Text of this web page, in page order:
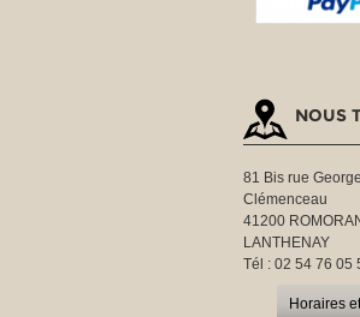
NOUS
81 Bis rue
Clémenceau
41200
LANTHENAY
Tél : 02 54 76 05
Horaires